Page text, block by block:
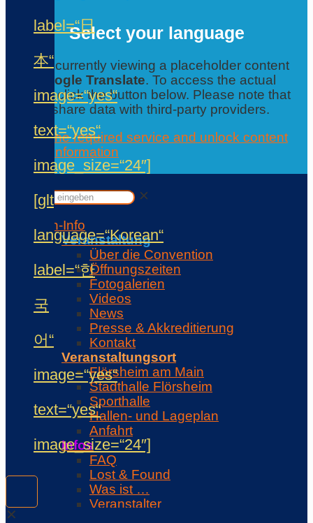
label=“日
本“
image=“yes“
text=“yes“
image_size=“24″]
[glt
language=“Korean“
label=“한
국
어“
image=“yes“
text=“yes“
image_size=“24″]
✕
Select your language
You are currently viewing a placeholder content
Google Translate. To access the actual
content, click the button below. Please note that
this will share data with third-party providers.
Accept the required service and unlock content
Further information
Contact
✕
Con-Info
Veranstaltung
Über die Convention
Öffnungszeiten
Fotogalerien
Videos
News
Presse & Akkreditierung
Kontakt
Veranstaltungsort
Flörsheim am Main
Stadthalle Flörsheim
Sporthalle
Hallen- und Lageplan
Anfahrt
Infos
FAQ
Lost & Found
Was ist …
Veranstalter